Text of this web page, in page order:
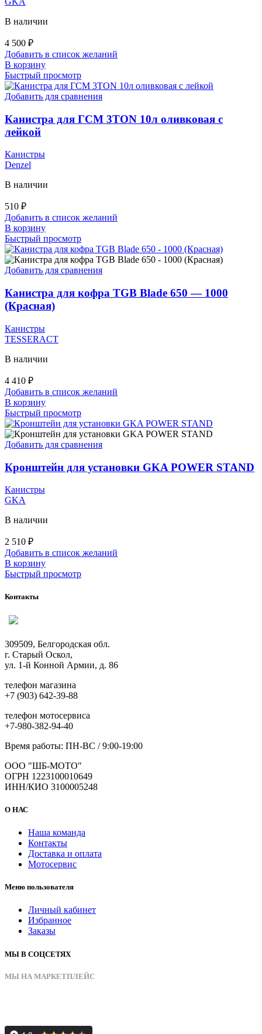
В наличии
4 500 ₽
Добавить в список желаний
В корзину
Быстрый просмотр
Добавить для сравнения
Канистра для ГСМ 3TON 10л оливковая с
лейкой
Канистры
Denzel
В наличии
510 ₽
Добавить в список желаний
В корзину
Быстрый просмотр
Добавить для сравнения
Канистра для кофра TGB Blade 650 — 1000
(Красная)
Канистры
TESSERACT
В наличии
4 410 ₽
Добавить в список желаний
В корзину
Быстрый просмотр
Добавить для сравнения
Кронштейн для установки GKA POWER STAND
Канистры
GKA
В наличии
2 510 ₽
Добавить в список желаний
В корзину
Быстрый просмотр
Контакты
309509, Белгородская обл.
г. Старый Оскол,
ул. 1-й Конной Армии, д. 86
телефон магазина
+7 (903) 642-39-88
телефон мотосервиса
+7-980-382-94-40
Время работы: ПН-ВС / 9:00-19:00
ООО "ШБ-МОТО"
ОГРН 1223100010649
ИНН/КИО 3100005248
О НАС
Наша команда
Контакты
Доставка и оплата
Мотосервис
Меню пользователя
Личный кабинет
Избранное
Заказы
МЫ В СОЦСЕТЯХ
МЫ НА МАРКЕТПЛЕЙС